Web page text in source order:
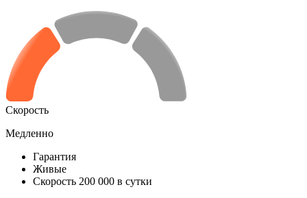
Скорость
Медленно
Гарантия
Живые
Скорость 200 000 в сутки